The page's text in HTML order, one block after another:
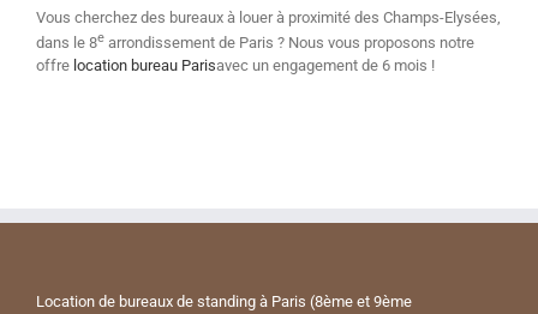
Vous cherchez des bureaux à louer à proximité des Champs-Elysées,
dans le 8e arrondissement de Paris ? Nous vous proposons notre
offre location bureau Parisavec un engagement de 6 mois !
Location de bureaux de standing à Paris (8ème et 9ème